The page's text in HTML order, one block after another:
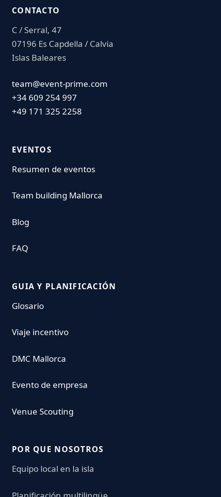
CONTACTO
C / Serral, 47
07196 Es Capdella / Calvia
Islas Baleares
team@event-prime.com
+34 609 254 997
+49 171 325 2258
EVENTOS
Resumen de eventos
Team building Mallorca
Blog
FAQ
GUIA Y PLANIFICACIÓN
Glosario
Viaje incentivo
DMC Mallorca
Evento de empresa
Venue Scouting
POR QUE NOSOTROS
Equipo local en la isla